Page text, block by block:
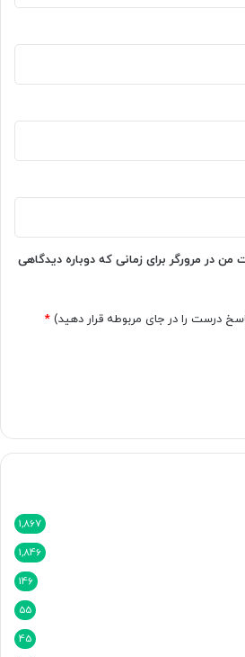
من در مرورگر برای زمانی که دوباره دیدگاهی
درست را در جای مربوطه قرار دهید) *
1,867
1,846
146
55
45